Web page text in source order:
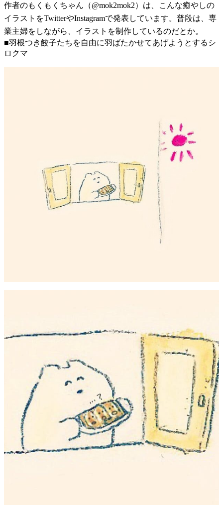
作者のもくもくちゃん（@mok2mok2）は、こんな癒やしの
イラストをTwitterやInstagramで発表しています。普段は、専
業主婦をしながら、イラストを制作しているのだとか。
■羽根つき餃子たちを自由に羽ばたかせてあげようとするシ
ロクマ